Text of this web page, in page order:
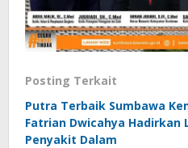
Posting Terkait
Putra Terbaik Sumbawa
Fatrian Dwicahya Hadirkan
Penyakit Dalam